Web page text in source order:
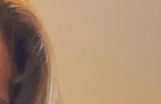
erklären, sondern erlebbar zu machen – mit
alltagstauglichen Rezepten und Erfahrungen
dem Profisport. Denn echte Leistungsfähigkeit
entsteht nicht durch Verzicht oder komplizierte
Konzepte, sondern durch kluge, umsetzbare
Entscheidungen im Alltag. Besonders
beeindruckt hat mich die Offenheit und Neu